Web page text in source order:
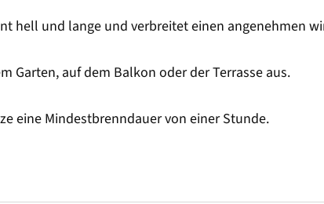
hell und lange und verbreitet einen angenehmen
Garten, auf dem Balkon oder der Terrasse aus.
eine Mindestbrenndauer von einer Stunde.